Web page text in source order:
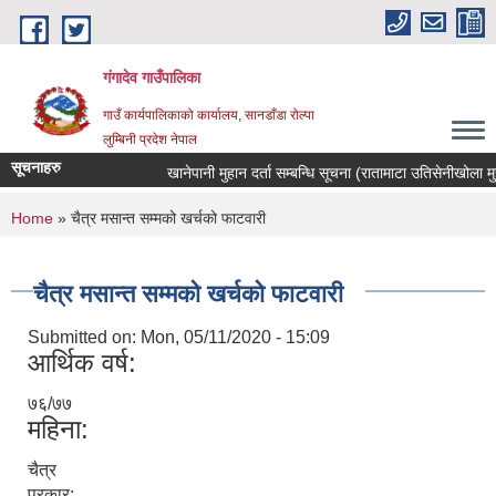
Skip to main content
गंगादेव गाउँपालिका
गाउँ कार्यपालिकाको कार्यालय, सानडाँडा रोल्पा
लुम्बिनी प्रदेश नेपाल
सूचनाहरु खानेपानी मुहान दर्ता सम्बन्धि सूचना (रातामाटा उतिसेनीखोला मुहान)
You are here
Home » चैत्र मसान्त सम्मको खर्चको फाटवारी
चैत्र मसान्त सम्मको खर्चको फाटवारी
Submitted on: Mon, 05/11/2020 - 15:09
आर्थिक वर्ष:
७६/७७
महिना:
चैत्र